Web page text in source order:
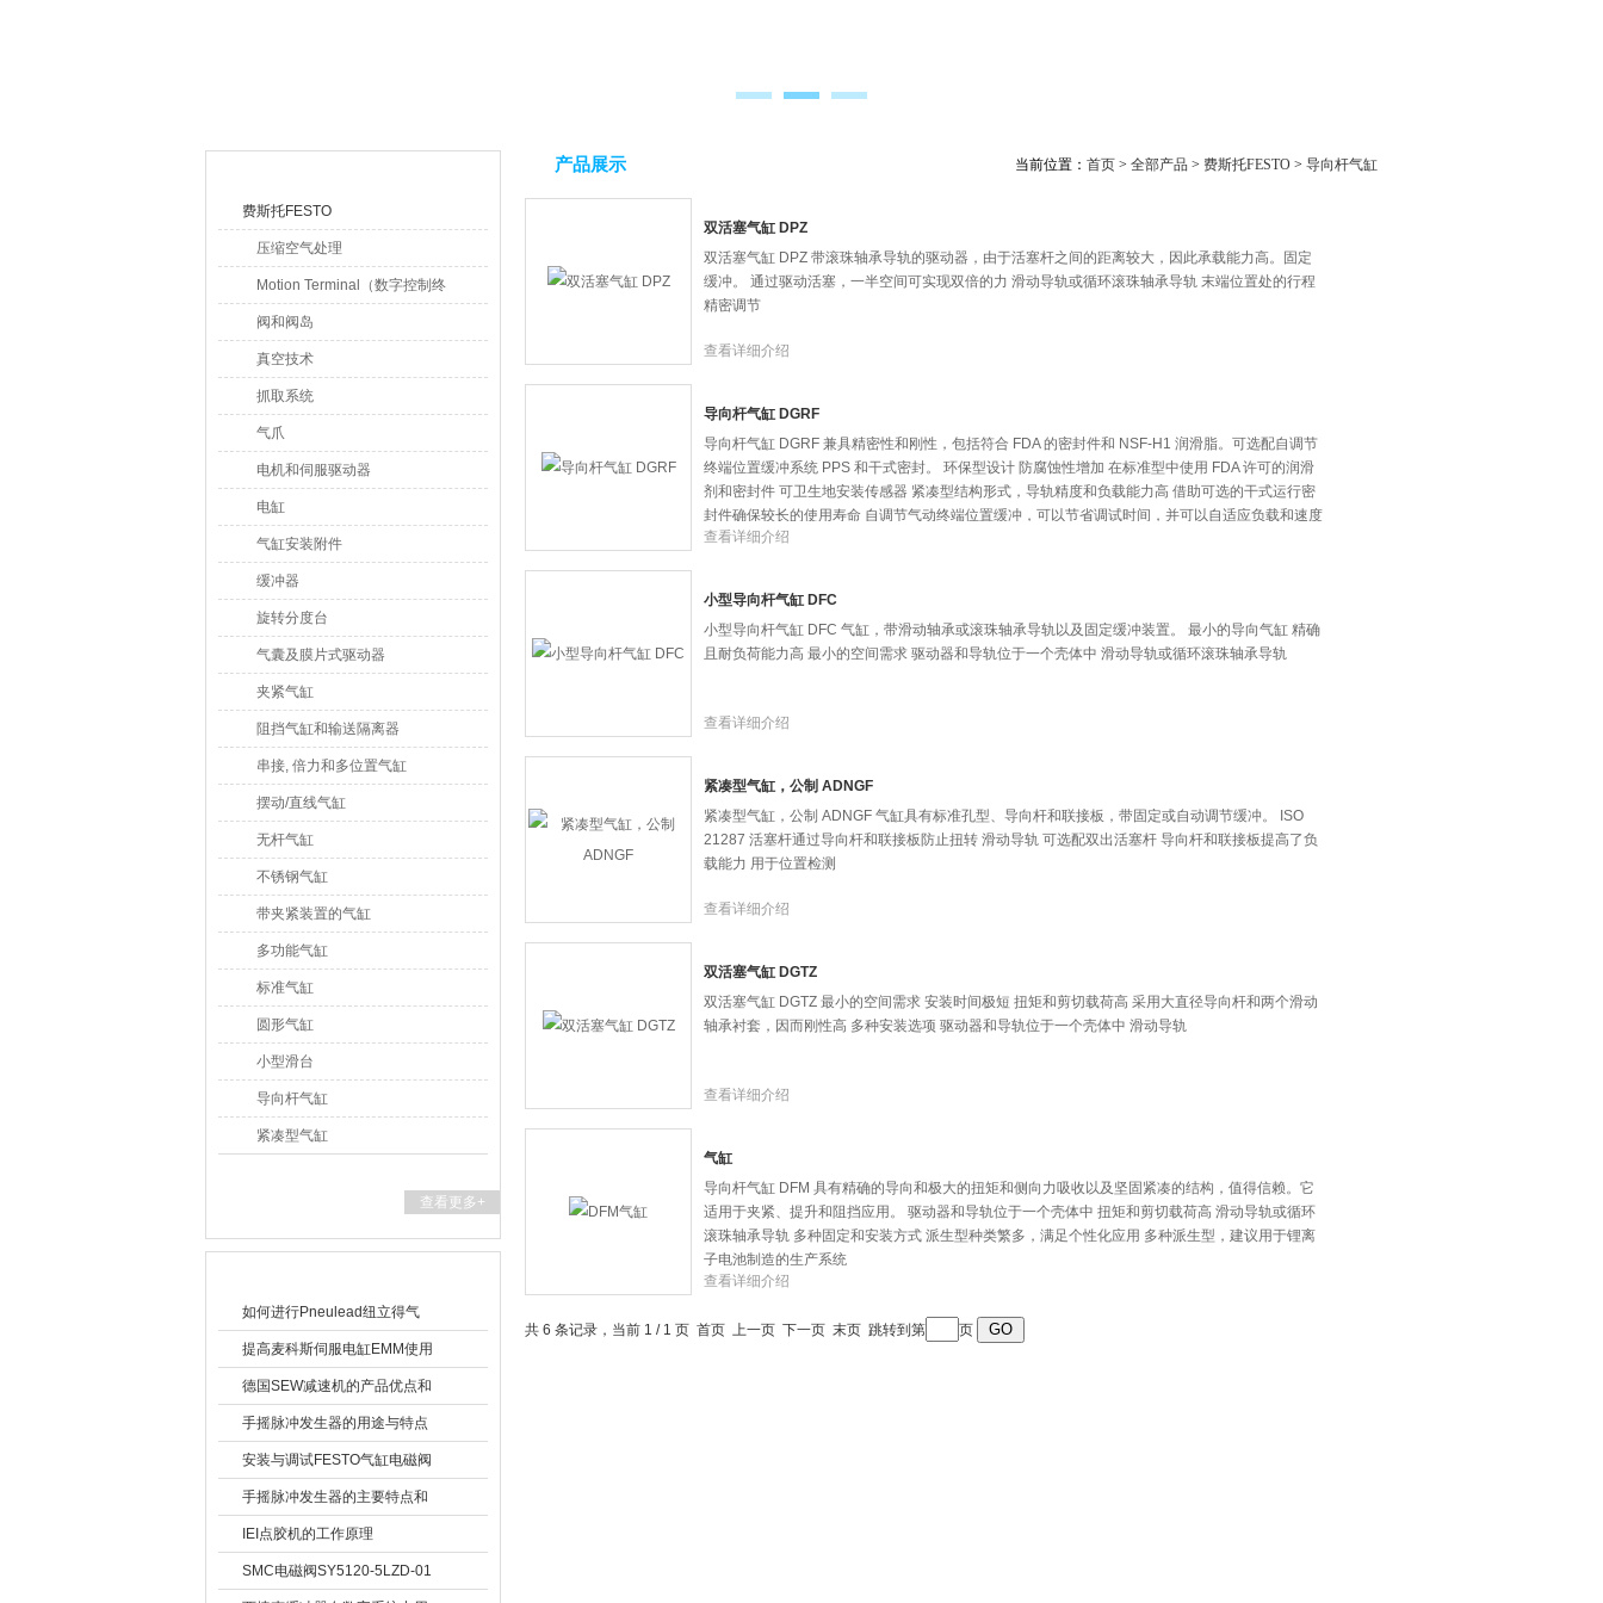
费斯托FESTO
压缩空气处理
Motion Terminal（数字控制终
端）
阀和阀岛
真空技术
抓取系统
气爪
电机和伺服驱动器
电缸
气缸安装附件
缓冲器
旋转分度台
气囊及膜片式驱动器
夹紧气缸
阻挡气缸和输送隔离器
串接, 倍力和多位置气缸
摆动/直线气缸
无杆气缸
不锈钢气缸
带夹紧装置的气缸
多功能气缸
标准气缸
圆形气缸
小型滑台
导向杆气缸
紧凑型气缸
查看更多+
如何进行Pneulead纽立得气
缸电磁阀的安装与调试？
提高麦科斯伺服电缸EMM使用
寿命的维护技巧
德国SEW减速机的产品优点和
轴对中的重要性
手摇脉冲发生器的用途与特点
安装与调试FESTO气缸电磁阀
的步骤和技巧
手摇脉冲发生器的主要特点和
功能是怎样的
IEI点胶机的工作原理
SMC电磁阀SY5120-5LZD-01
产品展示 当前位置： 首页 > 全部产品 > 费斯托FESTO > 导向杆气缸
双活塞气缸 DPZ
双活塞气缸 DPZ 带滚珠轴承导轨的驱动器，由于活塞杆之间的距离较大，因此承载能力高。固定
缓冲。 通过驱动活塞，一半空间可实现双倍的力 滑动导轨或循环滚珠轴承导轨 末端位置处的行程
精密调节
查看详细介绍
导向杆气缸 DGRF
导向杆气缸 DGRF 兼具精密性和刚性，包括符合 FDA 的密封件和 NSF-H1 润滑脂。可选配自调节
终端位置缓冲系统 PPS 和干式密封。 环保型设计 防腐蚀性增加 在标准型中使用 FDA 许可的润滑
剂和密封件 可卫生地安装传感器 紧凑型结构形式，导轨精度和负载能力高 借助可选的干式运行密
封件确保较长的使用寿命 自调节气动终端位置缓冲，可以节省调试时间，并可以自适应负载和速度
变化进行调节
查看详细介绍
小型导向杆气缸 DFC
小型导向杆气缸 DFC 气缸，带滑动轴承或滚珠轴承导轨以及固定缓冲装置。 最小的导向气缸 精确
且耐负荷能力高 最小的空间需求 驱动器和导轨位于一个壳体中 滑动导轨或循环滚珠轴承导轨
查看详细介绍
紧凑型气缸，公制 ADNGF
紧凑型气缸，公制 ADNGF 气缸具有标准孔型、导向杆和联接板，带固定或自动调节缓冲。 ISO
21287 活塞杆通过导向杆和联接板防止扭转 滑动导轨 可选配双出活塞杆 导向杆和联接板提高了负
载能力 用于位置检测
查看详细介绍
双活塞气缸 DGTZ
双活塞气缸 DGTZ 最小的空间需求 安装时间极短 扭矩和剪切载荷高 采用大直径导向杆和两个滑动
轴承衬套，因而刚性高 多种安装选项 驱动器和导轨位于一个壳体中 滑动导轨
查看详细介绍
气缸
导向杆气缸 DFM 具有精确的导向和极大的扭矩和侧向力吸收以及坚固紧凑的结构，值得信赖。它
适用于夹紧、提升和阻挡应用。 驱动器和导轨位于一个壳体中 扭矩和剪切载荷高 滑动导轨或循环
滚珠轴承导轨 多种固定和安装方式 派生型种类繁多，满足个性化应用 多种派生型，建议用于锂离
子电池制造的生产系统
查看详细介绍
共 6 条记录，当前 1 / 1 页 首页 上一页 下一页 末页 跳转到第 页